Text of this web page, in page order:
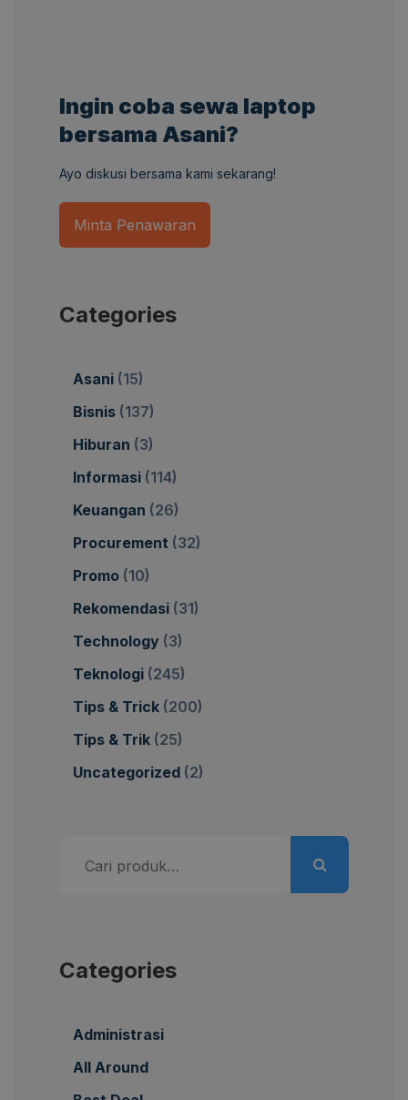
Ingin coba sewa laptop
bersama Asani?
Ayo diskusi bersama kami sekarang!
Minta Penawaran
Categories
Asani (15)
Bisnis (137)
Hiburan (3)
Informasi (114)
Keuangan (26)
Procurement (32)
Promo (10)
Rekomendasi (31)
Technology (3)
Teknologi (245)
Tips & Trick (200)
Tips & Trik (25)
Uncategorized (2)
untuk:
Categories
Administrasi
All Around